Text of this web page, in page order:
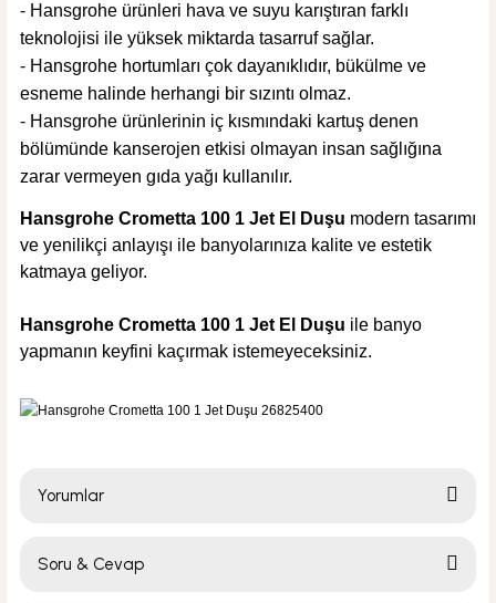
- Hansgrohe ürünleri hava ve suyu karıştıran farklı
teknolojisi ile yüksek miktarda tasarruf sağlar.
- Hansgrohe hortumları çok dayanıklıdır, bükülme ve
esneme halinde herhangi bir sızıntı olmaz.
- Hansgrohe ürünlerinin iç kısmındaki kartuş denen
bölümünde kanserojen etkisi olmayan insan sağlığına
zarar vermeyen gıda yağı kullanılır.
Hansgrohe Crometta 100 1 Jet El Duşu modern tasarımı
ve yenilikçi anlayışı ile banyolarınıza kalite ve estetik
katmaya geliyor.
Hansgrohe Crometta 100 1 Jet El Duşu ile banyo
yapmanın keyfini kaçırmak istemeyeceksiniz.
Yorumlar
Soru & Cevap